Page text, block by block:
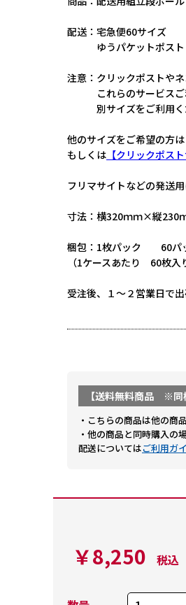
配送：宅急便60サイズ
ゆうパケットポス
注意：クリックポストや
これらのサービスご
別サイズをご利用く
他のサイズをご希望の方
もしくは 【クリックポスト
フリマサイトなどの発送
寸法：横320ｍｍ×縦230
梱包：1枚パック 60パ
（1ケースあたり 60枚入
受注後、１～２営業日で
【送料無料商品 ※同
・こちらの商品は他の商
・他の商品と同時購入の
配送についてはご利用ガ
￥8,250 税込